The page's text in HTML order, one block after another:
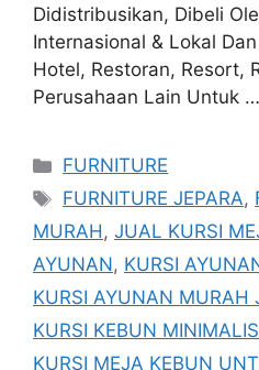
Didistribusikan, Dibeli
Internasional & Lokal
Hotel, Restoran, Resort,
Perusahaan Lain Untuk …
Categories
FURNITURE
Tags
FURNITURE JEPARA,
MURAH, JUAL KURSI
AYUNAN, KURSI
KURSI AYUNAN MURAH
KURSI KEBUN MINIMALIS
KURSI MEJA KEBUN